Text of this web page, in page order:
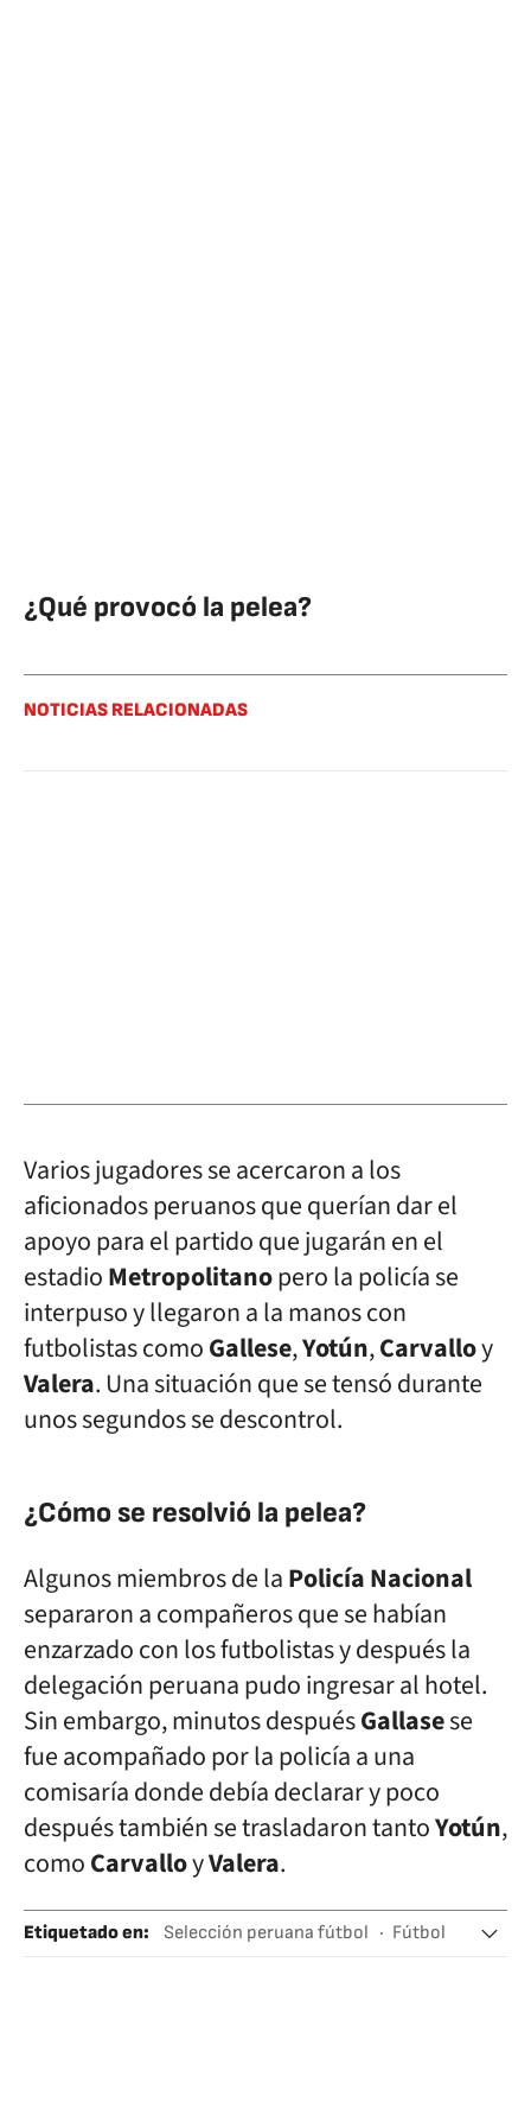
¿Qué provocó la pelea?
NOTICIAS RELACIONADAS
Varios jugadores se acercaron a los
aficionados peruanos que querían dar el
apoyo para el partido que jugarán en el
estadioMetropolitanopero la policía se
interpuso y llegaron a la manos con
futbolistas comoGallese,Yotún,Carvalloy
Valera. Una situación que se tensó durante
unos segundos se descontrol.
¿Cómo se resolvió la pelea?
Algunos miembros de laPolicía Nacional
separaron a compañeros que se habían
enzarzado con los futbolistas y después la
delegación peruana pudo ingresar al hotel.
Sin embargo, minutos despuésGallasese
fue acompañado por la policía a una
comisaría donde debía declarar y poco
después también se trasladaron tantoYotún,
comoCarvalloyValera.
Etiquetado en: Selección peruana fútbol
Fútbol